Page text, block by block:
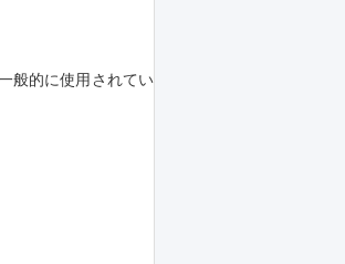
般的に使用されてい